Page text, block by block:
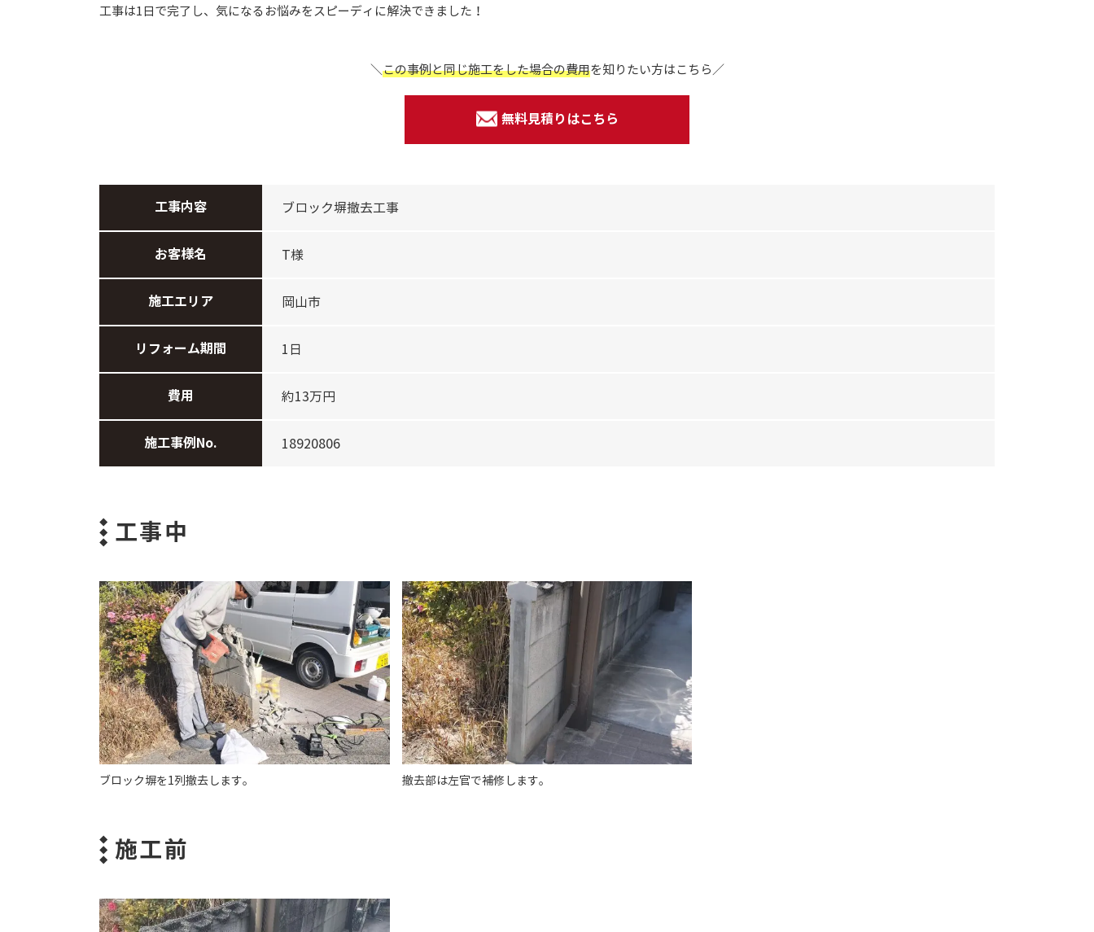
工事は1日で完了し、気になるお悩みをスピーディに解決できました！
＼この事例と同じ施工をした場合の費用を知りたい方はこちら／
無料見積りはこちら
工事内容 ブロック塀撤去工事
お客様名 T様
施工エリア 岡山市
リフォーム期間 1日
費用 約13万円
施工事例No. 18920806
工事中
ブロック塀を1列撤去します。 撤去部は左官で補修します。
施工前